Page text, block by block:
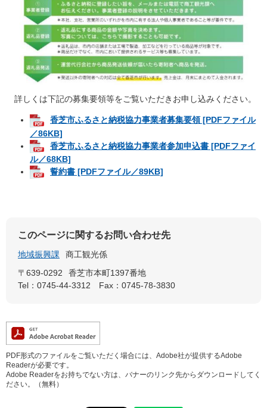
詳しくは下記の募集要領等をご覧いただきお申し込みください。
香芝市ふるさと納税協力事業者募集要領 [PDFファイル
／86KB]
香芝市ふるさと納税協力事業者参加申込書 [PDFファイ
ル／68KB]
誓約書 [PDFファイル／89KB]
このページに関するお問い合わせ先
地域振興課
商工観光係
〒639-0292
香芝市本町1397番地
Tel：0745-44-3312
Fax：0745-78-3830
PDF形式のファイルをご覧いただく場合には、Adobe社が提供するAdobe
Readerが必要です。
Adobe Readerをお持ちでない方は、バナーのリンク先からダウンロードしてく
ださい。（無料）